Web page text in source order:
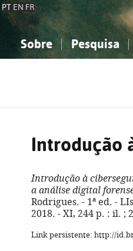
PT EN FR
Sobre Pesquisa
Introdução
Introdução à
a análise digital
Rodrigues. - 1ª ed. -
2018. - XI, 244 p. : il. ;
Link persistente: http://